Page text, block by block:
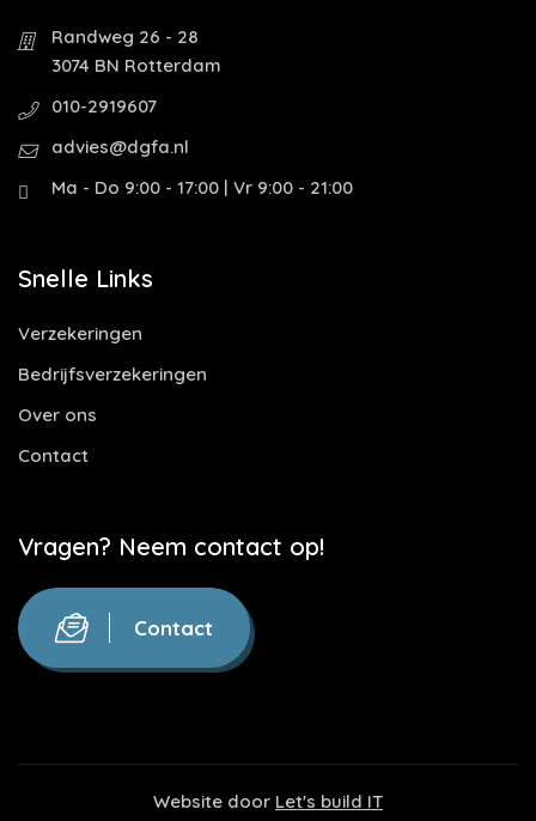
Randweg 26 - 28
3074 BN Rotterdam
010-2919607
advies@dgfa.nl
Ma - Do 9:00 - 17:00 | Vr 9:00 - 21:00
Snelle Links
Verzekeringen
Bedrijfsverzekeringen
Over ons
Contact
Vragen? Neem contact op!
Contact
Website door Let's build IT